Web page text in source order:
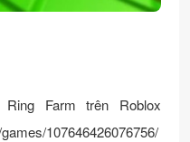
Farm trên Roblox
107646426076756/